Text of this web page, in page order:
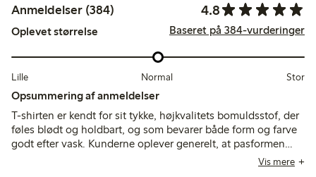
Anmeldelser (384) 4.8
Oplevet størrelse Baseret på 384-vurderinger
Lille Normal Stor
Opsummering af anmeldelser
T-shirten er kendt for sit tykke, højkvalitets bomuldsstof, der
føles blødt og holdbart, og som bevarer både form og farve
godt efter vask. Kunderne oplever generelt, at pasformen
svarer til størrelsen, med et lidt bredere og kortere snit, der
Vis mere